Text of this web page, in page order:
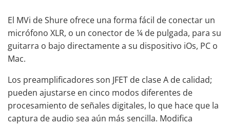
El MVi de Shure ofrece una forma fácil de conectar un
micrófono XLR, o un conector de ¼ de pulgada, para su
guitarra o bajo directamente a su dispositivo iOs, PC o
Mac.
Los preamplificadores son JFET de clase A de calidad;
pueden ajustarse en cinco modos diferentes de
procesamiento de señales digitales, lo que hace que la
captura de audio sea aún más sencilla. Modifica